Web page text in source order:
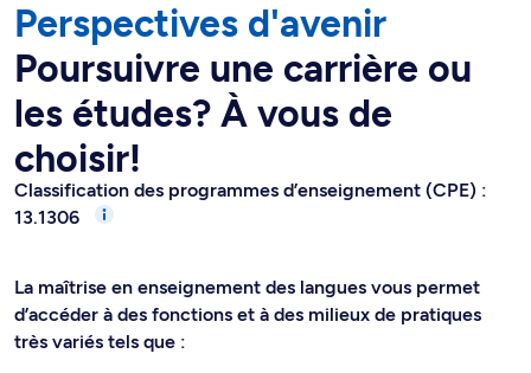
Perspectives d'avenir
Poursuivre une carrière ou
les études? À vous de
choisir!
Classification des programmes d’enseignement (CPE) :
13.1306
La maîtrise en enseignement des langues vous permet
d’accéder à des fonctions et à des milieux de pratiques
très variés tels que :